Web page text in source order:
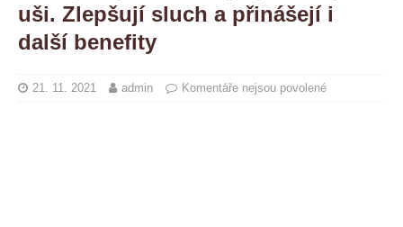
uši. Zlepšují sluch a přinášejí i
další benefity
21. 11. 2021 admin Komentáře nejsou povolené